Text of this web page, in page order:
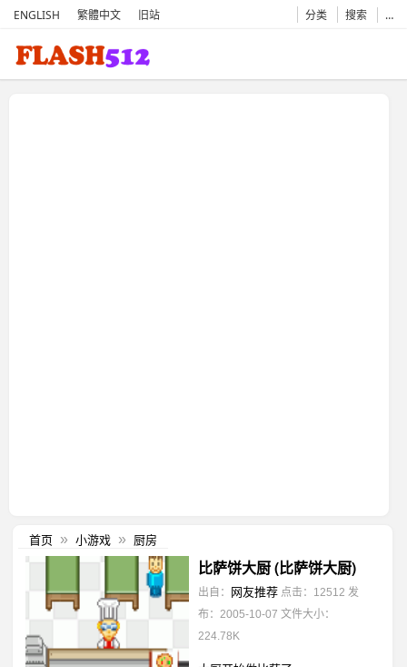
ENGLISH 繁體中文 旧站 分类 搜索 …
首页 » 小游戏 » 厨房
比萨饼大厨 (比萨饼大厨)
出自： 网友推荐 点击：12512 发
布：2005-10-07 文件大小：
224.78K